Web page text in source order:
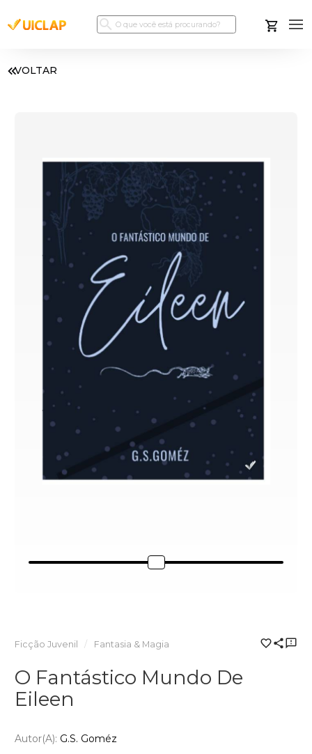
VOLTAR
Ficção Juvenil Fantasia & Magia
O Fantástico Mundo De
Eileen
Autor(a): G.S. Goméz